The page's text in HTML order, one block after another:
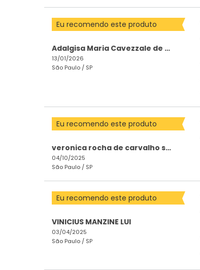
Eu recomendo este produto
Adalgisa Maria Cavezzale de Ca
13/01/2026
São Paulo / SP
Eu recomendo este produto
veronica rocha de carvalho san
04/10/2025
São Paulo / SP
Eu recomendo este produto
VINICIUS MANZINE LUI
03/04/2025
São Paulo / SP